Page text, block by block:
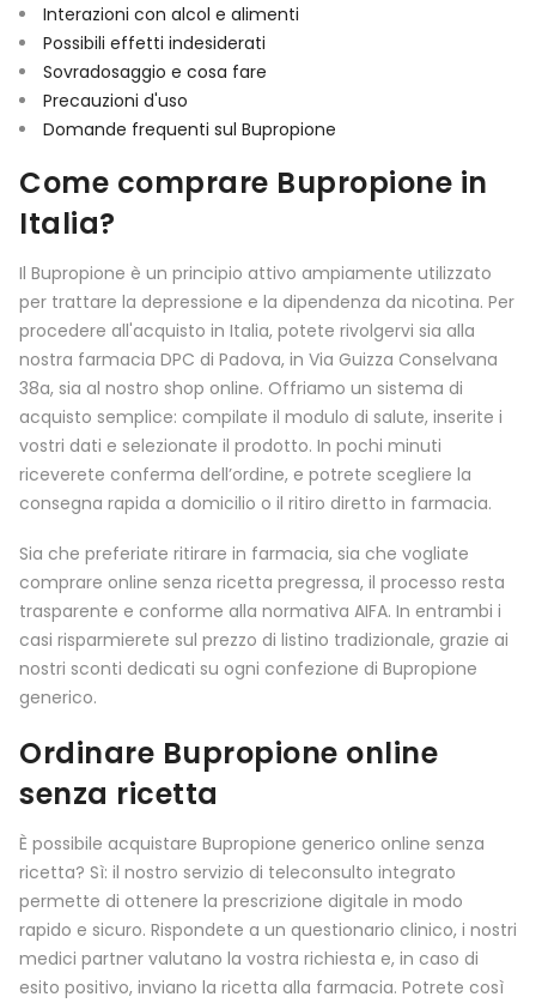
Interazioni con alcol e alimenti
Possibili effetti indesiderati
Sovradosaggio e cosa fare
Precauzioni d'uso
Domande frequenti sul Bupropione
Come comprare Bupropione in
Italia?
Il Bupropione è un principio attivo ampiamente utilizzato
per trattare la depressione e la dipendenza da nicotina. Per
procedere all'acquisto in Italia, potete rivolgervi sia alla
nostra farmacia DPC di Padova, in Via Guizza Conselvana
38a, sia al nostro shop online. Offriamo un sistema di
acquisto semplice: compilate il modulo di salute, inserite i
vostri dati e selezionate il prodotto. In pochi minuti
riceverete conferma dell’ordine, e potrete scegliere la
consegna rapida a domicilio o il ritiro diretto in farmacia.
Sia che preferiate ritirare in farmacia, sia che vogliate
comprare online senza ricetta pregressa, il processo resta
trasparente e conforme alla normativa AIFA. In entrambi i
casi risparmierete sul prezzo di listino tradizionale, grazie ai
nostri sconti dedicati su ogni confezione di Bupropione
generico.
Ordinare Bupropione online
senza ricetta
È possibile acquistare Bupropione generico online senza
ricetta? Sì: il nostro servizio di teleconsulto integrato
permette di ottenere la prescrizione digitale in modo
rapido e sicuro. Rispondete a un questionario clinico, i nostri
medici partner valutano la vostra richiesta e, in caso di
esito positivo, inviano la ricetta alla farmacia. Potrete così